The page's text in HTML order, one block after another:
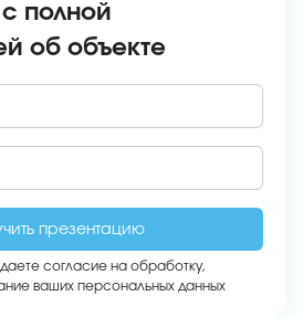
с полной
об объекте
согласие на обработку,
ваших персональных данных